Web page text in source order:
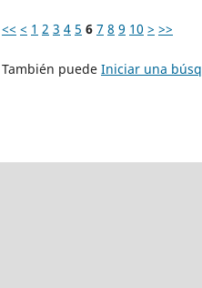
<< < 1 2 3 4 5 6 7 8 9 10 > >>
También puede Iniciar una